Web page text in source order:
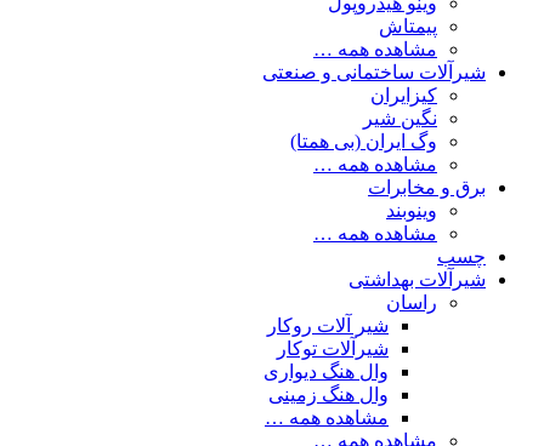
پیمتاش
مشاهده همه …
شیرآلات ساختمانی و صنعتی
کیزایران
نگین شیر
وگ ایران (بی همتا)
مشاهده همه …
برق و مخابرات
وینوبند
مشاهده همه …
چسب
شیرآلات بهداشتی
راسان
شیر آلات روکار
شیرآلات توکار
وال هنگ دیواری
وال هنگ زمینی
مشاهده همه …
مشاهده همه …